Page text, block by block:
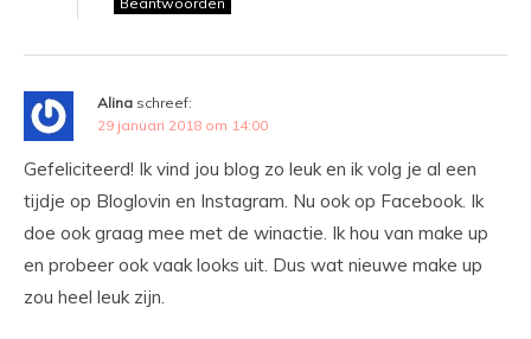
Alina schreef:
29 januari 2018 om 14:00
Gefeliciteerd! Ik vind jou blog zo leuk en ik volg je al een
tijdje op Bloglovin en Instagram. Nu ook op Facebook. Ik
doe ook graag mee met de winactie. Ik hou van make up
en probeer ook vaak looks uit. Dus wat nieuwe make up
zou heel leuk zijn.